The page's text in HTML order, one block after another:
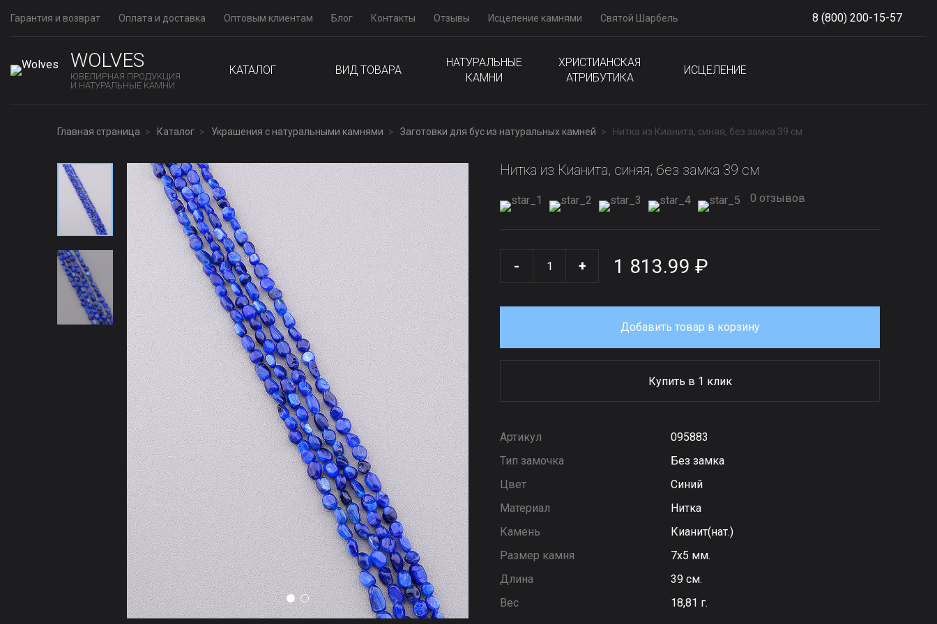
Гарантия и возврат Оплата и доставка Оптовым клиентам Блог Контакты Отзывы Исцеление камнями Святой Шарбель 8 (800) 200-15-57
WOLVES
ЮВЕЛИРНАЯ ПРОДУКЦИЯ
И НАТУРАЛЬНЫЕ КАМНИ
КАТАЛОГ ВИД ТОВАРА
НАТУРАЛЬНЫЕ
КАМНИ
ХРИСТИАНСКАЯ
АТРИБУТИКА
ИСЦЕЛЕНИЕ
Главная страница Каталог Украшения с натуральными камнями Заготовки для бус из натуральных камней Нитка из Кианита, синяя, без замка 39 см
Нитка из Кианита, синяя, без замка 39 см
0 отзывов
- + 1 813.99 ₽
Добавить товар в корзину
Купить в 1 клик
Артикул
095883
Тип замочка
Без замка
Цвет
Синий
Материал
Нитка
Камень
Кианит(нат.)
Размер камня
7х5 мм.
Длина
39 см.
Вес
18,81 г.